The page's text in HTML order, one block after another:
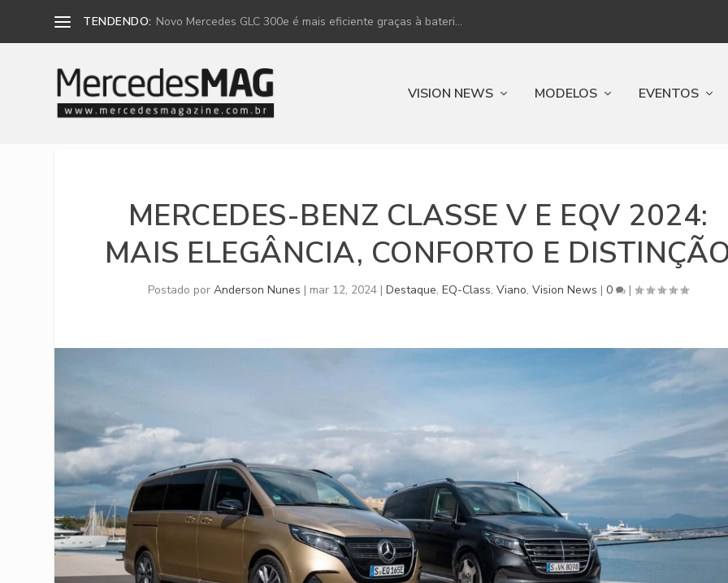
TENDENDO: Novo Mercedes GLC 300e é mais eficiente graças à bateri...
VISION NEWS MODELOS EVENTOS
MERCEDES-BENZ CLASSE V E EQV 2024:
MAIS ELEGÂNCIA, CONFORTO E
Postado porAnderson Nunes | mar 12, 2024 |Destaque,EQ-Class,Viano,Vision News |0 |